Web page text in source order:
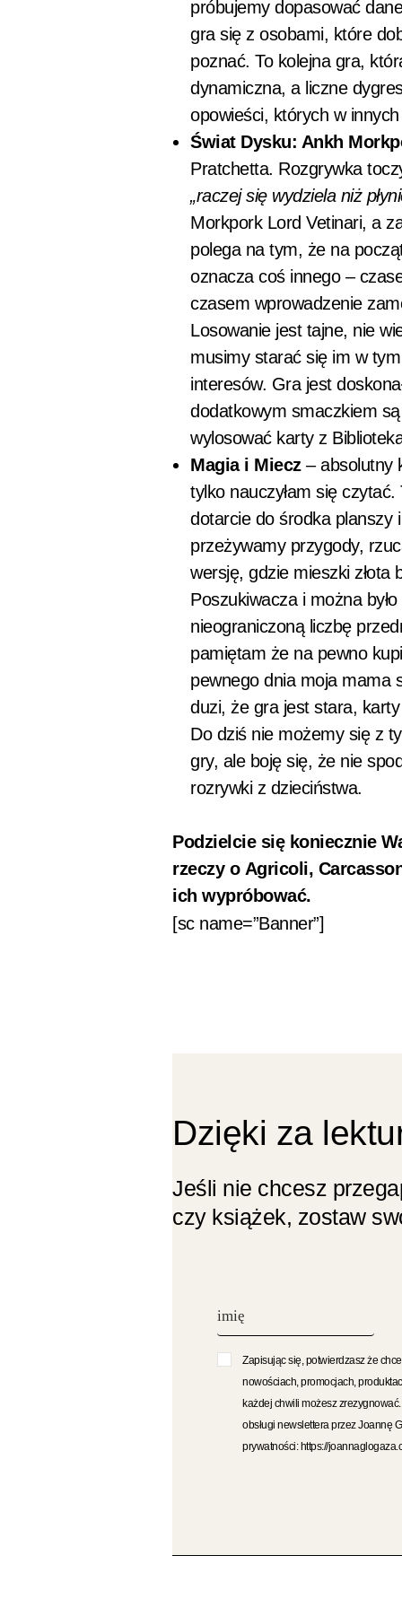
próbujemy dopasować
gra się z osobami, które
poznać. To kolejna gra,
dynamiczna, a liczne
opowieści, których w
Świat Dysku: Ankh
Pratchetta. Rozgrywka
„raczej się wydziela niż
Morkpork Lord Vetinari, a
polega na tym, że na
oznacza coś innego –
czasem wprowadzenie
Losowanie jest tajne, nie
musimy starać się im w
interesów. Gra jest
dodatkowym smaczkiem
wylosować karty z
Magia i Miecz– absolutny
tylko nauczyłam się
dotarcie do środka planszy
przeżywamy przygody,
wersję, gdzie mieszki złota
Poszukiwacza i można
nieograniczoną liczbę
pamiętam że na pewno
pewnego dnia moja mama
duzi, że gra jest stara,
Do dziś nie możemy się z
gry, ale boję się, że nie
rozrywki z dzieciństwa.
Podzielcie się koniecznie
rzeczy o Agricoli,
ich wypróbować.
[sc name=”Banner”]
Dzięki za
Jeśli nie chcesz
czy książek, zostaw
Zapisując się, potwierdzasz że
nowościach, promocjach,
każdej chwili możesz
obsługi newslettera przez Joannę
prywatności: https://